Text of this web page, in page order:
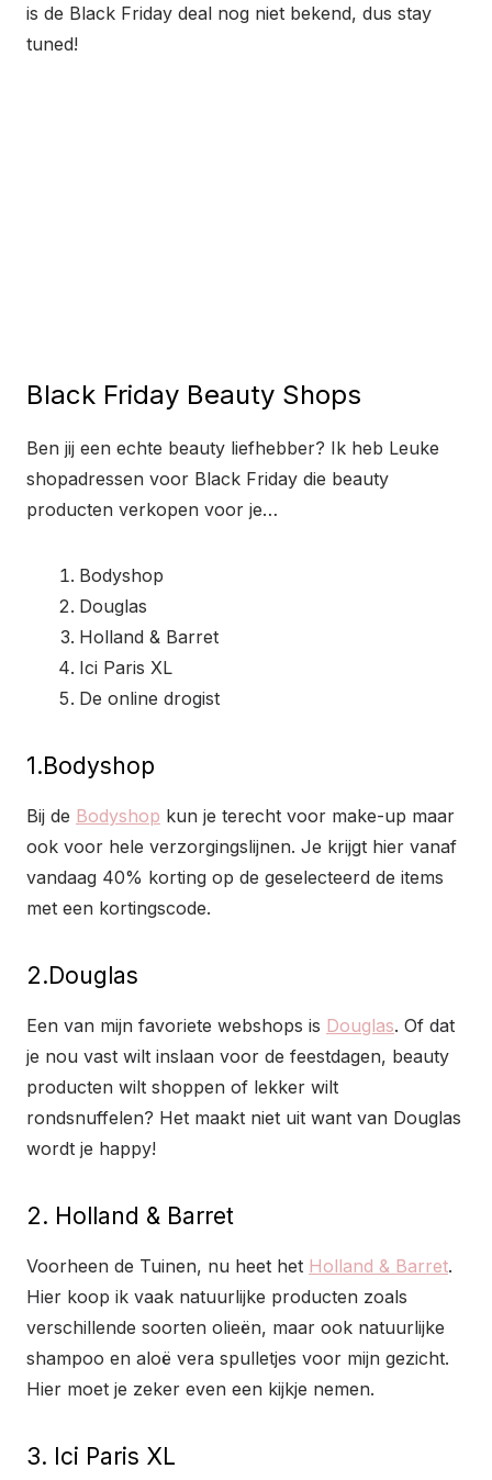
is de Black Friday deal nog niet bekend, dus stay
tuned!
Black Friday Beauty Shops
Ben jij een echte beauty liefhebber? Ik heb Leuke
shopadressen voor Black Friday die beauty
producten verkopen voor je…
Bodyshop
Douglas
Holland & Barret
Ici Paris XL
De online drogist
1.Bodyshop
Bij de Bodyshop kun je terecht voor make-up maar
ook voor hele verzorgingslijnen. Je krijgt hier vanaf
vandaag 40% korting op de geselecteerd de items
met een kortingscode.
2.Douglas
Een van mijn favoriete webshops is Douglas. Of dat
je nou vast wilt inslaan voor de feestdagen, beauty
producten wilt shoppen of lekker wilt
rondsnuffelen? Het maakt niet uit want van Douglas
wordt je happy!
2. Holland & Barret
Voorheen de Tuinen, nu heet het Holland & Barret.
Hier koop ik vaak natuurlijke producten zoals
verschillende soorten olieën, maar ook natuurlijke
shampoo en aloë vera spulletjes voor mijn gezicht.
Hier moet je zeker even een kijkje nemen.
3. Ici Paris XL